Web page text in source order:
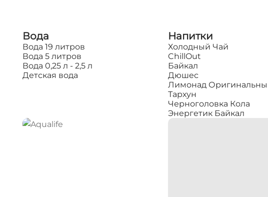
Вода
Вода 19 литров
Вода 5 литров
Вода 0,25 л - 2,5 л
Детская вода
Напитки
Холодный Чай
ChillOut
Байкал
Дюшес
Лимонад
Тархун
Черноголовка Кола
Энергетик Байкал